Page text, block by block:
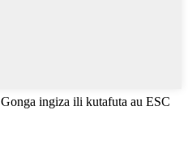
Gonga ingiza ili kutafuta au ESC